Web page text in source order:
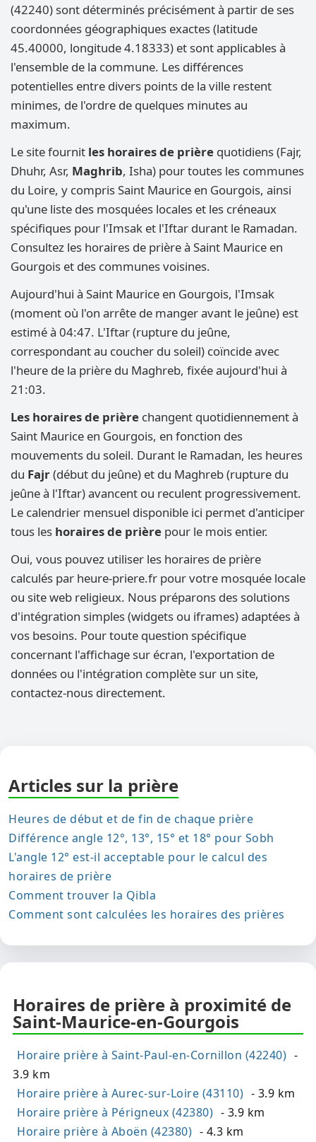
(42240) sont déterminés précisément à partir de ses
coordonnées géographiques exactes (latitude
45.40000, longitude 4.18333) et sont applicables à
l'ensemble de la commune. Les différences
potentielles entre divers points de la ville restent
minimes, de l'ordre de quelques minutes au
maximum.
Le site fournit les horaires de prière quotidiens (Fajr,
Dhuhr, Asr, Maghrib, Isha) pour toutes les communes
du Loire, y compris Saint Maurice en Gourgois, ainsi
qu'une liste des mosquées locales et les créneaux
spécifiques pour l'Imsak et l'Iftar durant le Ramadan.
Consultez les horaires de prière à Saint Maurice en
Gourgois et des communes voisines.
Aujourd'hui à Saint Maurice en Gourgois, l'Imsak
(moment où l'on arrête de manger avant le jeûne) est
estimé à 04:47. L'Iftar (rupture du jeûne,
correspondant au coucher du soleil) coïncide avec
l'heure de la prière du Maghreb, fixée aujourd'hui à
21:03.
Les horaires de prière changent quotidiennement à
Saint Maurice en Gourgois, en fonction des
mouvements du soleil. Durant le Ramadan, les heures
du Fajr(début du jeûne) et du Maghreb (rupture du
jeûne à l'Iftar) avancent ou reculent progressivement.
Le calendrier mensuel disponible ici permet d'anticiper
tous les horaires de prière pour le mois entier.
Oui, vous pouvez utiliser les horaires de prière
calculés par heure-priere.fr pour votre mosquée locale
ou site web religieux. Nous préparons des solutions
d'intégration simples (widgets ou iframes) adaptées à
vos besoins. Pour toute question spécifique
concernant l'affichage sur écran, l'exportation de
données ou l'intégration complète sur un site,
contactez-nous directement.
Articles sur la prière
Heures de début et de fin de chaque prière
Différence angle 12°, 13°, 15° et 18° pour Sobh
L'angle 12° est-il acceptable pour le calcul des
horaires de prière
Comment trouver la Qibla
Comment sont calculées les horaires des prières
Horaires de prière à proximité de
Saint-Maurice-en-Gourgois
Horaire prière à Saint-Paul-en-Cornillon (42240) -
3.9 km
Horaire prière à Aurec-sur-Loire (43110) - 3.9 km
Horaire prière à Périgneux (42380) - 3.9 km
Horaire prière à Aboën (42380) - 4.3 km